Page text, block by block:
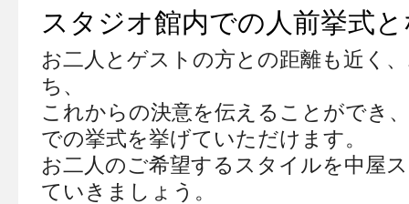
スタジオ館内での人前挙式
お二人とゲストの方との距離も近く
ち、
これからの決意を伝えることができ
での挙式を挙げていただけます。
お二人のご希望するスタイルを中屋
ていきましょう。